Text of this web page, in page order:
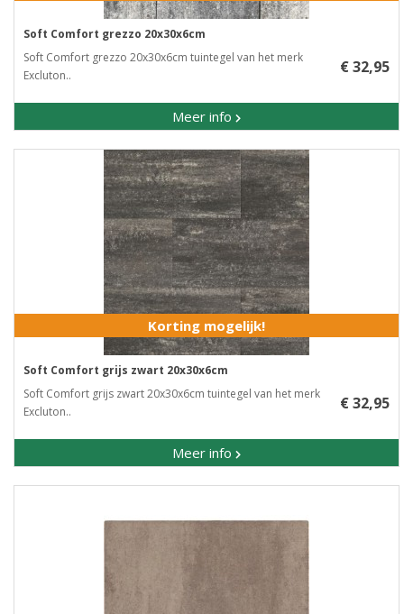
Soft Comfort grezzo 20x30x6cm
Soft Comfort grezzo 20x30x6cm tuintegel van het merk
Excluton..
Meer info
€ 32,95
Korting mogelijk!
Soft Comfort grijs zwart 20x30x6cm
Soft Comfort grijs zwart 20x30x6cm tuintegel van het merk
Excluton..
Meer info
€ 32,95